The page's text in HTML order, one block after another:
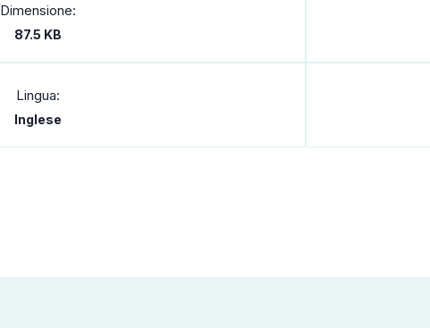
Dimensione:
87.5 KB
Lingua:
Inglese